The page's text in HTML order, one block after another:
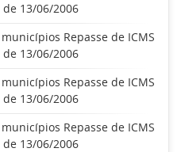
13/06/2006
Repasse de ICMS
13/06/2006
Repasse de ICMS
13/06/2006
Repasse de ICMS
13/06/2006